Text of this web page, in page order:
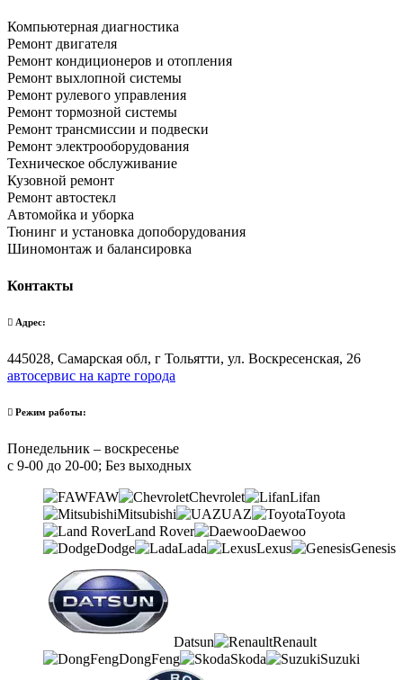
Компьютерная диагностика
Ремонт двигателя
Ремонт кондиционеров и отопления
Ремонт выхлопной системы
Ремонт рулевого управления
Ремонт тормозной системы
Ремонт трансмиссии и подвески
Ремонт электрооборудования
Техническое обслуживание
Кузовной ремонт
Ремонт автостекл
Автомойка и уборка
Тюнинг и установка допоборудования
Шиномонтаж и балансировка
Контакты
Адрес:
445028, Самарская обл, г Тольятти, ул. Воскресенская, 26
автосервис на карте города
Режим работы:
Понедельник – воскресенье
с 9-00 до 20-00; Без выходных
FAW Chevrolet
Lifan
Mitsubishi
UAZ
Toyota
Land Rover
Daewoo
Dodge
Lada Lexus Genesis
Datsun
Renault
DongFeng
Skoda Suzuki